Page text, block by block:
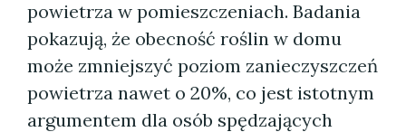
powietrza w pomieszczeniach. Badania
pokazują, że obecność roślin w domu
może zmniejszyć poziom zanieczyszczeń
powietrza nawet o 20%, co jest istotnym
argumentem dla osób spędzających